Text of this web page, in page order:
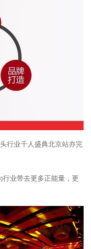
行业千人盛典北京站亦完
业带去更多正能量，更